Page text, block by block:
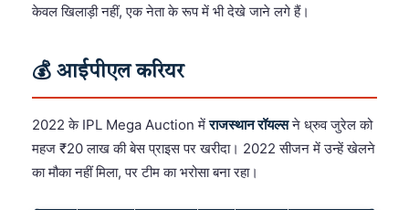
केवल खिलाड़ी नहीं, एक नेता के रूप में भी देखे जाने लगे हैं।
💰 आईपीएल करियर
2022 के IPL Mega Auction मेंराजस्थान रॉयल्सने ध्रुव जुरेल को
महज ₹20 लाख की बेस प्राइस पर खरीदा। 2022 सीजन में उन्हें खेलने
का मौका नहीं मिला, पर टीम का भरोसा बना रहा।